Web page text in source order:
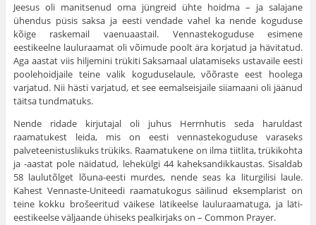
Jeesus oli manitsenud oma jüngreid ühte hoidma – ja sala­jane
ühendus püsis saksa ja eesti vendade vahel ka nende kogu­duse
kõige raskemail vaenuaastail. Vennastekoguduse esimene
eestikeelne lauluraamat oli võimude poolt ära korjatud ja hävi­tatud.
Aga aastat viis hiljemini trükiti Saksamaal ulatamiseks ustavaile eesti
poolehoidjaile teine valik koguduselaule, võõraste eest hoolega
varjatud. Nii hästi varjatud, et see eemalseisjaile siiamaani oli jäänud
täitsa tundmatuks.
Nende ridade kirjutajal oli juhus Herrnhutis seda haruldast
raamatukest leida, mis on eesti vennastekoguduse varaseks
palveteenistuslikuks trükiks. Raamatukene on ilma tiitlita, trükikohta
ja -aastat pole näidatud, lehekülgi 44 kaheksandikkaustas. Sisaldab
58 laulutõlget lõuna-eesti murdes, nende seas ka liturgilisi laule.
Kahest Vennaste-Uniteedi raamatukogus säilinud eksemplarist on
teine kokku brošeeritud väikese läti­keelse lauluraamatuga, ja läti-
eestikeelse väljaande ühiseks peal­kirjaks on – Common Prayer.